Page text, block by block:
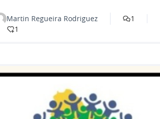
Martin Regueira Rodriguez
1
1